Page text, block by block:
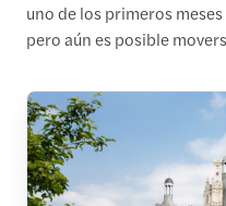
uno de los primeros
pero aún es posible